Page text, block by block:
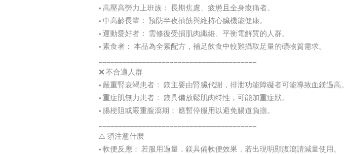
• 高壓高勞力上班族： 長期焦慮、疲憊且全身痠痛者。
• 中高齡長輩： 預防半夜抽筋與維持心臟機能健康。
• 運動愛好者： 需修復受損肌肉纖維、平衡電解質的人群。
• 素食者： 本品為全素配方，補足飲食中較難攝取足量的礦物質需求。
❌ 不合適人群
• 嚴重腎衰竭患者： 鎂主要由腎臟代謝，排泄功能障礙者可能導致血鎂過高。
• 重症肌無力患者： 鎂具備放鬆肌肉特性，可能加重症狀。
• 腸梗阻或嚴重腹瀉期： 應暫停服用以避免腸道負擔。
⚠️ 須注意什麼
• 軟便反應： 若服用過量，鎂具備軟便效果，若出現明顯腹瀉請減量使用。